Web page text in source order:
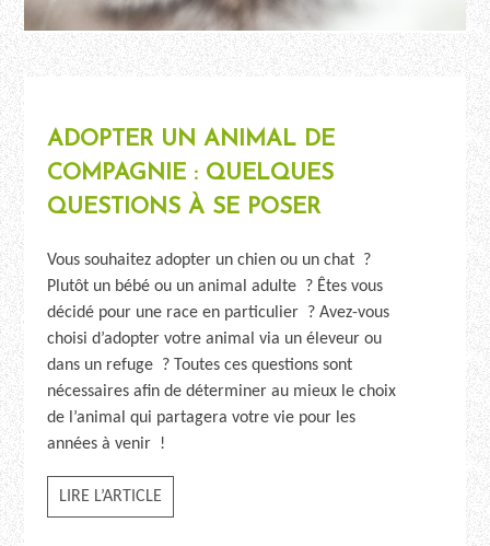
ADOPTER UN ANIMAL DE
COMPAGNIE : QUELQUES
QUESTIONS À SE POSER
Vous souhaitez adopter un chien ou un chat ?
Plutôt un bébé ou un animal adulte ? Êtes vous
décidé pour une race en particulier ? Avez-vous
choisi d’adopter votre animal via un éleveur ou
dans un refuge ? Toutes ces questions sont
nécessaires afin de déterminer au mieux le choix
de l’animal qui partagera votre vie pour les
années à venir !
LIRE L’ARTICLE